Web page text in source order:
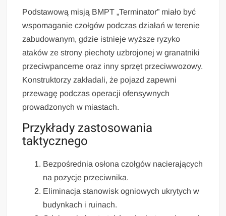
Podstawową misją BMPT „Terminator” miało być
wspomaganie czołgów podczas działań w terenie
zabudowanym, gdzie istnieje wyższe ryzyko
ataków ze strony piechoty uzbrojonej w granatniki
przeciwpancerne oraz inny sprzęt przeciwwozowy.
Konstruktorzy zakładali, że pojazd zapewni
przewagę podczas operacji ofensywnych
prowadzonych w miastach.
Przykłady zastosowania
taktycznego
Bezpośrednia osłona czołgów nacierających
na pozycje przeciwnika.
Eliminacja stanowisk ogniowych ukrytych w
budynkach i ruinach.